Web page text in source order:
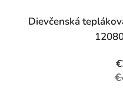
Dievčenská